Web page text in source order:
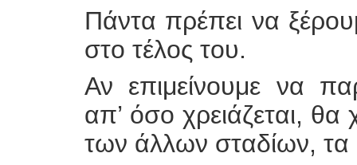
Πάντα πρέπει να
στο τέλος του.
Αν επιμείνουμε να
απ’ όσο χρειάζεται,
των άλλων σταδίων, τα